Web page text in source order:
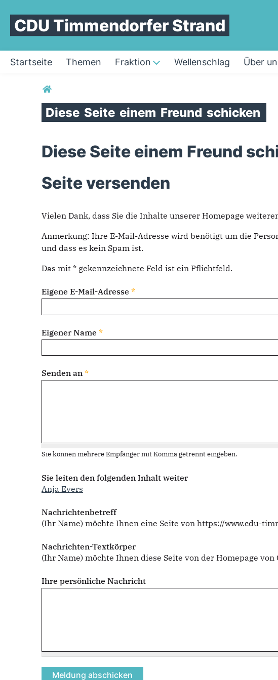
CDU Timmendorfer Strand
Startseite Themen Fraktion Wellenschlag Über
Sie sind hier
Diese Seite einem Freund schicken
Diese Seite einem Freund
Seite versenden
Vielen Dank, dass Sie die Inhalte unserer Homepage
Anmerkung: Ihre E-Mail-Adresse wird benötigt um die
und dass es kein Spam ist.
Das mit * gekennzeichnete Feld ist ein Pflichtfeld.
Eigene E-Mail-Adresse *
Eigener Name *
Senden an *
Sie können mehrere Empfänger mit Komma getrennt eingeben.
Sie leiten den folgenden Inhalt weiter
Anja Evers
Nachrichtenbetreff
(Ihr Name) möchte Ihnen eine Seite von https://www.cdu-
Nachrichten-Textkörper
(Ihr Name) möchte Ihnen diese Seite von der Homepage
Ihre persönliche Nachricht